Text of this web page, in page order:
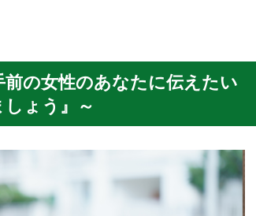
の女性のあなたに伝えたい
ょう』～